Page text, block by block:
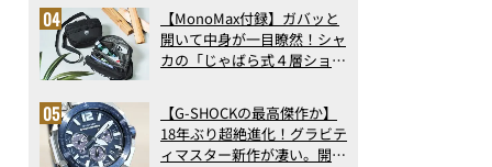
記事ランキングベスト3】
（2026年6月版）
【MonoMax付録】ガバッと
開いて中身が一目瞭然！シャ
カの「じゃばら式４層ショル
った！
【G-SHOCKの最高傑作か】
18年ぶり超絶進化！グラビテ
ィマスター新作が凄い。開発